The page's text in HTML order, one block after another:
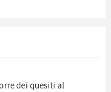
dei quesiti al